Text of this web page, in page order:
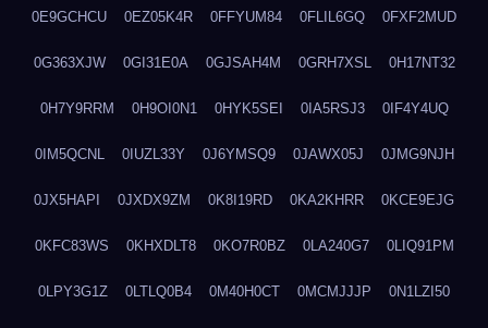
0E9GCHCU 0EZ05K4R 0FFYUM84 0FLIL6GQ 0FXF2MUD
0G363XJW 0GI31E0A 0GJSAH4M 0GRH7XSL 0H17NT32
0H7Y9RRM 0H9OI0N1 0HYK5SEI 0IA5RSJ3 0IF4Y4UQ
0IM5QCNL 0IUZL33Y 0J6YMSQ9 0JAWX05J 0JMG9NJH
0JX5HAPI 0JXDX9ZM 0K8I19RD 0KA2KHRR 0KCE9EJG
0KFC83WS 0KHXDLT8 0KO7R0BZ 0LA240G7 0LIQ91PM
0LPY3G1Z 0LTLQ0B4 0M40H0CT 0MCMJJJP 0N1LZI50